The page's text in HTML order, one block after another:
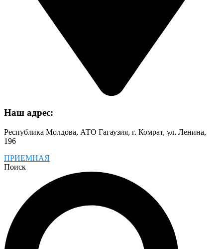
Наш адрес:
Республика Молдова, АТО Гагаузия, г. Комрат, ул. Ленина,
196
ПРИЕМНАЯ
Поиск